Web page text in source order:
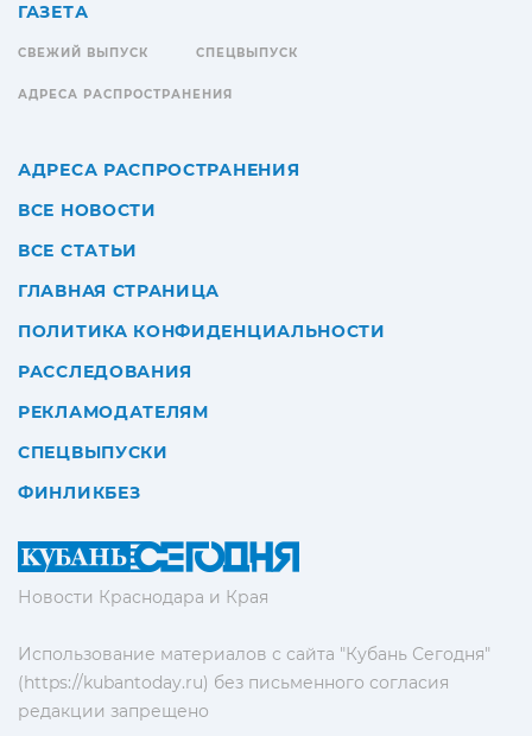
Новости Краснодара и Края
Использование материалов с сайта "Кубань Сегодня"
(https://kubantoday.ru) без письменного согласия
редакции запрещено
ГАЗЕТА
СВЕЖИЙ ВЫПУСК СПЕЦВЫПУСК
АДРЕСА РАСПРОСТРАНЕНИЯ
АДРЕСА РАСПРОСТРАНЕНИЯ
ВСЕ НОВОСТИ
ВСЕ СТАТЬИ
ГЛАВНАЯ СТРАНИЦА
ПОЛИТИКА КОНФИДЕНЦИАЛЬНОСТИ
РАССЛЕДОВАНИЯ
РЕКЛАМОДАТЕЛЯМ
СПЕЦВЫПУСКИ
ФИНЛИКБЕЗ